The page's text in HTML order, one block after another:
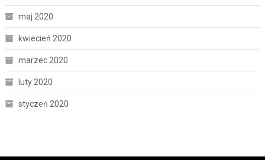
maj 2020
kwiecień 2020
marzec 2020
luty 2020
styczeń 2020